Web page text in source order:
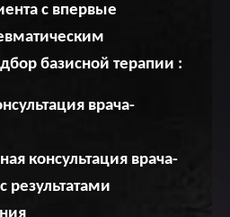
с впервые
базисной терапии :
врача-
консультация врача-
результатами